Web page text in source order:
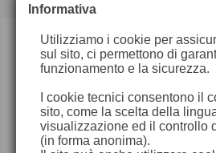
Informativa
Utilizziamo i cookie per
sul sito, ci permettono di
funzionamento e la sicurezza.
I cookie tecnici consentono il
sito, come la scelta della
visualizzazione ed il controllo
(in forma anonima).